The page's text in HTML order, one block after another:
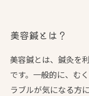
美容鍼とは？
美容鍼とは、鍼灸を
です。一般的に、む
ラブルが気になる方